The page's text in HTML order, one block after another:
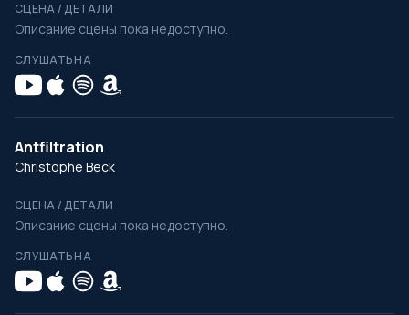
СЦЕНА / ДЕТАЛИ
Описание сцены пока недоступно.
СЛУШАТЬ НА
Antfiltration
Christophe Beck
СЦЕНА / ДЕТАЛИ
Описание сцены пока недоступно.
СЛУШАТЬ НА